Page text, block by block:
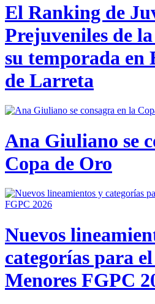
El Ranking de
Prejuveniles de
su temporada
de Larreta
Ana Giuliano se
Copa de Oro
Nuevos
categorías para
Menores FGPC